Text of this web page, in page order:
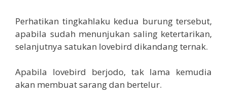
Perhatikan tingkahlaku kedua burung tersebut,
apabila sudah menunjukan saling ketertarikan,
selanjutnya satukan lovebird dikandang ternak.
Apabila lovebird berjodo, tak lama kemudia
akan membuat sarang dan bertelur.